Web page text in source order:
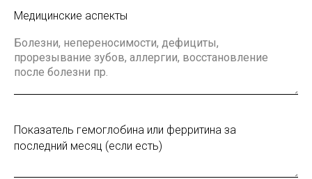
Медицинские аспекты
Показатель гемоглобина или ферритина за
последний месяц (если есть)